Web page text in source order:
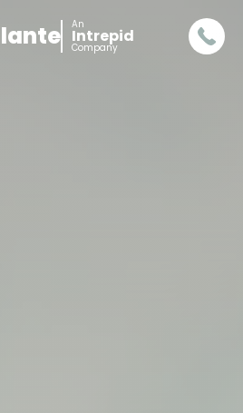
An
Intrepid
Company